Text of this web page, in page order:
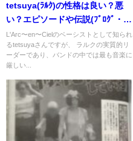
tetsuya(ﾗﾙｸ)の性格は良い？悪
い？エピソードや伝説(ﾌﾞﾛｸﾞ・ｲﾝ
ｽﾀ)
L'Arc〜en〜Cielのベーシストとして知られ
るtetsuyaさんですが、 ラルクの実質的リ
ーダーであり、バンドの中では最も音楽に
厳しい...